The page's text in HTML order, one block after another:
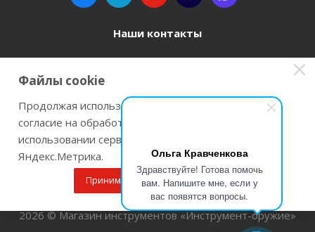
Ольга Кравченкова
Здравствуйте! Готова помочь
вам. Напишите мне, если у
вас появятся вопросы.
Наши контакты
8 800 77-00-962
г. Пермь, ул. Павла Преображенского, д.6А,
2026 © Магазин инструментов «Инструмент-оружие»
Файлы cookie
Продолжая использовать наш сайт Вы даете
согласие на обработку файлов cookie и
использовании сервисов веб-аналитики
Яндекс.Метрика.
Принимаю Подробнее